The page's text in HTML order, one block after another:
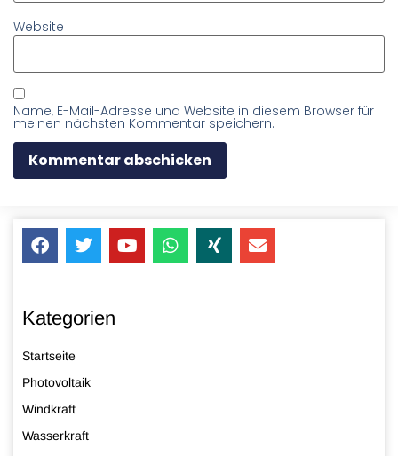
Website
Name, E-Mail-Adresse und Website in diesem Browser für
meinen nächsten Kommentar speichern.
Kategorien
Startseite
Photovoltaik
Windkraft
Wasserkraft